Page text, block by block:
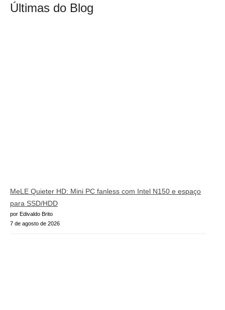
Últimas do Blog
MeLE Quieter HD: Mini PC fanless com Intel N150 e espaço
para SSD/HDD
por Edivaldo Brito
7 de agosto de 2026